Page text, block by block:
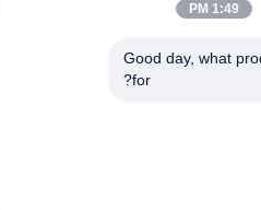
1:49 PM
Good day, what
for?